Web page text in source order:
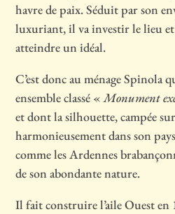
havre de paix. Séduit par son
luxuriant, il va investir le lieu
atteindre un idéal.
C’est donc au ménage Spinola
ensemble classé «Monument
et dont la silhouette, campée
harmonieusement dans son
comme les Ardennes
de son abondante nature.
Il fait construire l’aile Ouest en